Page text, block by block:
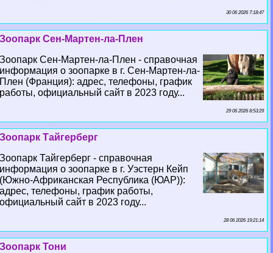
30 06 2026 7:18:47
Зоопарк Сен-Мартен-ла-Плен
Зоопарк Сен-Мартен-ла-Плен - справочная
информация о зоопарке в г. Сен-Мартен-ла-
Плен (Франция): адрес, телефоны, график
работы, официальный сайт в 2023 году...
29 06 2026 8:53:29
Зоопарк Тайгерберг
Зоопарк Тайгерберг - справочная
информация о зоопарке в г. Уэстерн Кейп
(Южно-Африканская Республика (ЮАР)):
адрес, телефоны, график работы,
официальный сайт в 2023 году...
28 06 2026 19:21:14
Зоопарк Тони